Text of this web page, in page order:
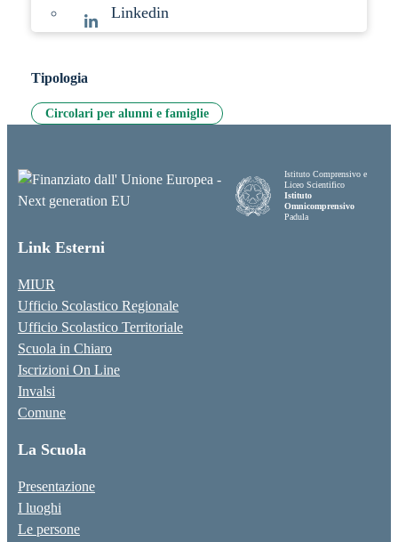
Linkedin
Tipologia
Circolari per alunni e famiglie
Istituto Comprensivo e
Liceo Scientifico
Istituto
Omnicomprensivo
Padula
Link Esterni
MIUR
Ufficio Scolastico Regionale
Ufficio Scolastico Territoriale
Scuola in Chiaro
Iscrizioni On Line
Invalsi
Comune
La Scuola
Presentazione
I luoghi
Le persone